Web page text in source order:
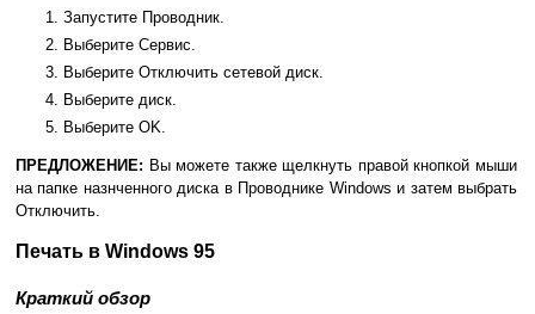
Запустите Проводник.
Выберите Сервис.
Выберите Отключить сетевой диск.
Выберите диск.
Выберите OK.
ПРЕДЛОЖЕНИЕ: Вы можете также щелкнуть правой кнопкой мыши
на папке назнченного диска в Проводнике Windows и затем выбрать
Отключить.
Печать в Windows 95
Краткий обзор